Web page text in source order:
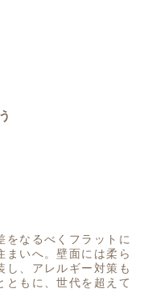
をなるべくフラットに
まいへ。壁面には柔ら
し、アレルギー対策も
ともに、世代を超えて